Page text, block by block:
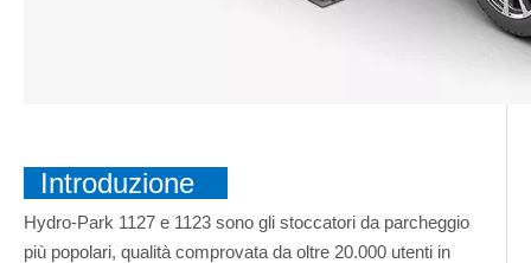
Introduzione
Hydro-Park 1127 e 1123 sono gli stoccatori da parcheggio
più popolari, qualità comprovata da oltre 20.000 utenti in